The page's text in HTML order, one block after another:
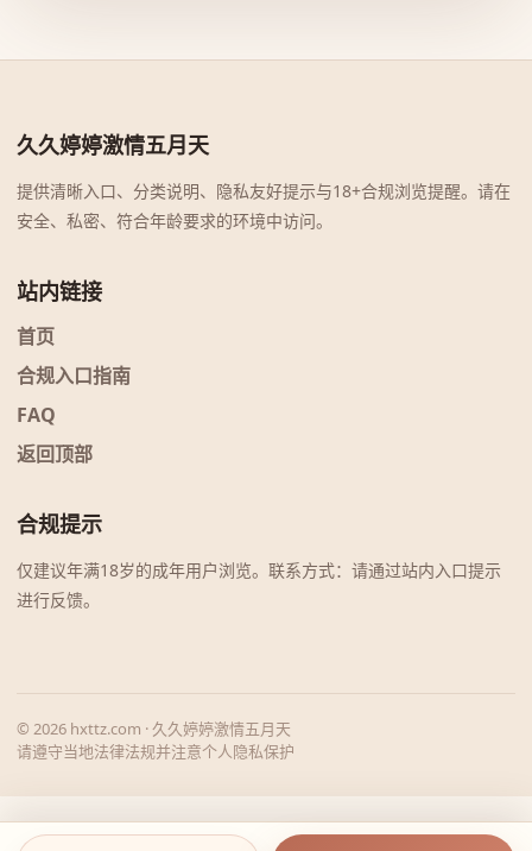
久久婷婷激情五月天
提供清晰入口、分类说明、隐私友好提示与18+合规浏览提醒。请在
安全、私密、符合年龄要求的环境中访问。
站内链接
首页
合规入口指南
FAQ
返回顶部
合规提示
仅建议年满18岁的成年用户浏览。联系方式：请通过站内入口提示
进行反馈。
© 2026 hxttz.com · 久久婷婷激情五月天
请遵守当地法律法规并注意个人隐私保护